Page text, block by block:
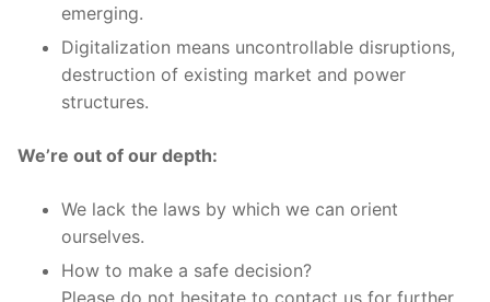
emerging.
Digitalization means uncontrollable disruptions,
destruction of existing market and power
structures.
We’re out of our depth:
We lack the laws by which we can orient
ourselves.
How to make a safe decision?
Please do not hesitate to contact us for further